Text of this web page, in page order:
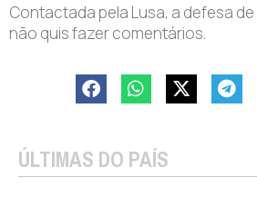
Contactada pela Lusa, a defesa
não quis fazer comentários.
ÚLTIMAS DO PAÍS